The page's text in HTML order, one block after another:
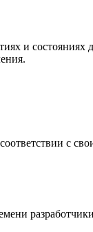
и состояниях
с